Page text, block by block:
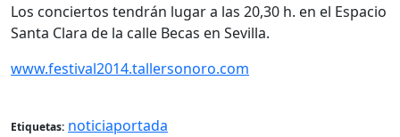
Los conciertos tendrán lugar a las 20,30 h. en el Espacio
Santa Clara de la calle Becas en Sevilla.
www.festival2014.tallersonoro.com
Etiquetas: noticiaportada